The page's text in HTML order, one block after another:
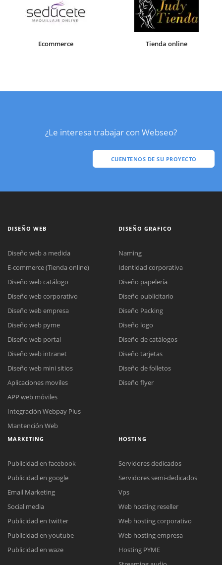
Ecommerce Tienda online
¿Le interesa trabajar con Webseo?
CUENTENOS DE SU PROYECTO
Meet para la reunión online.
Cotización
Complete el formulario y nos contactaremos a la brevedad.
para enviarnos un correo electrónico con sus datos personales.
DISEÑO WEB
Diseño web a medida
E-commerce (Tienda online)
Diseño web catálogo
Diseño web corporativo
Diseño web empresa
Diseño web pyme
Diseño web portal
Diseño web intranet
Diseño web mini sitios
Aplicaciones moviles
APP web móviles
Integración Webpay Plus
Mantención Web
DISEÑO GRAFICO
Naming
Identidad corporativa
Diseño papelería
Diseño publicitario
Diseño Packing
Diseño logo
Diseño de catálogos
Diseño tarjetas
Diseño de folletos
Diseño flyer
MARKETING
Publicidad en facebook
Publicidad en google
Email Marketing
Social media
Publicidad en twitter
Publicidad en youtube
Publicidad en waze
HOSTING
Servidores dedicados
Servidores semi-dedicados
Vps
Web hosting reseller
Web hosting corporativo
Web hosting empresa
Hosting PYME